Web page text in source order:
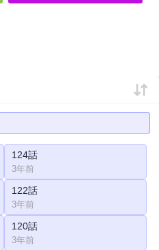
124話
3年前
122話
3年前
120話
3年前